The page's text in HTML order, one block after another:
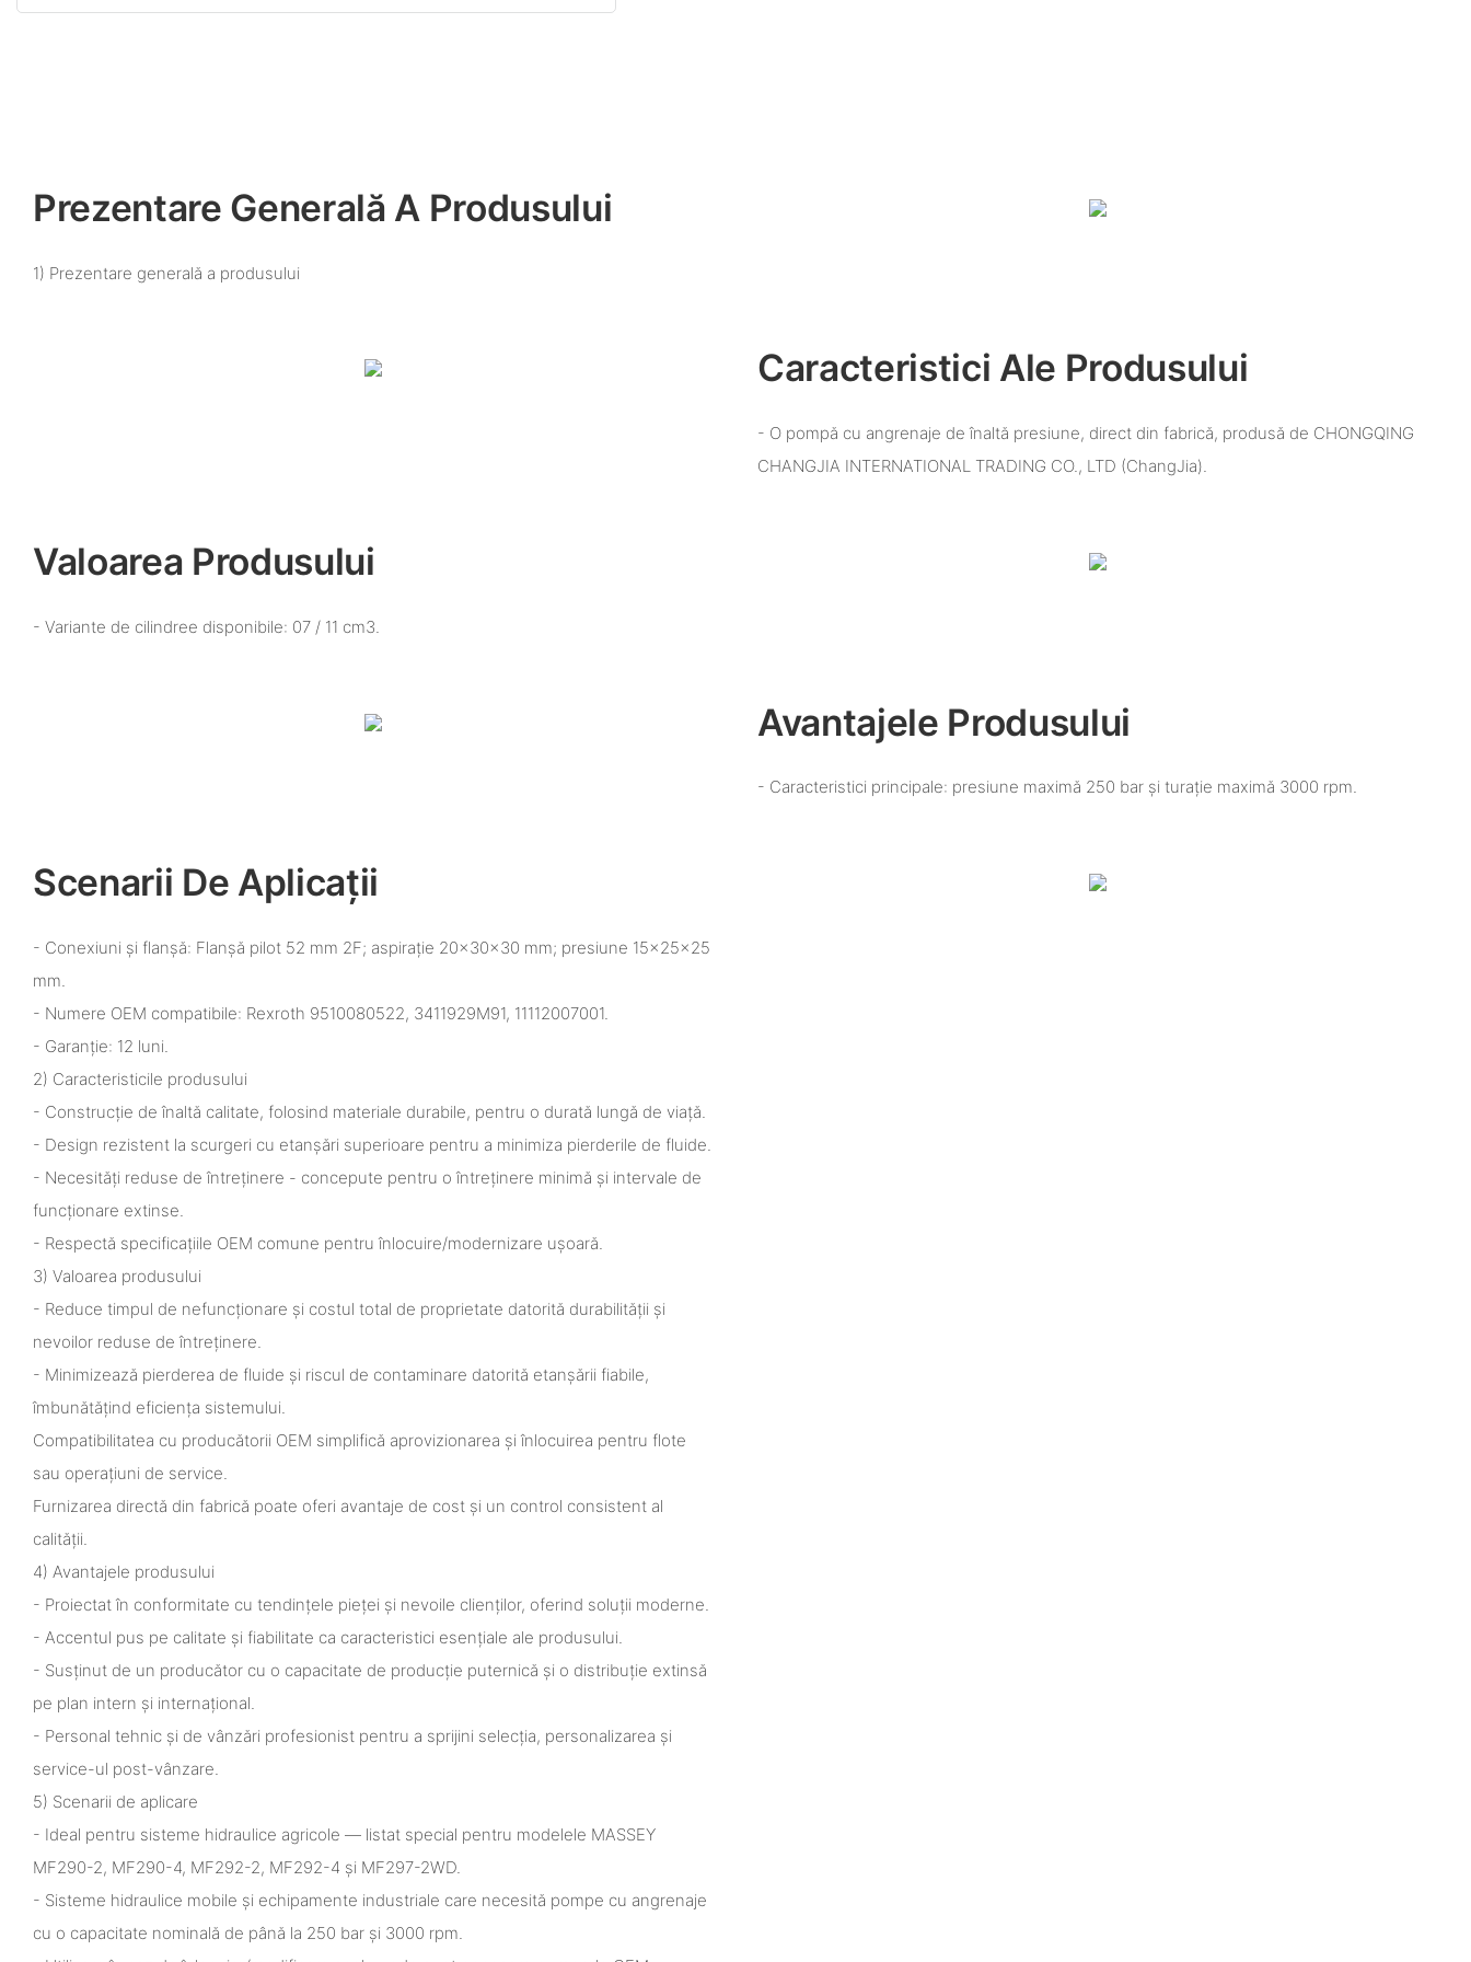
Prezentare Generală A Produsului
1) Prezentare generală a produsului
Caracteristici Ale Produsului
- O pompă cu angrenaje de înaltă presiune, direct din fabrică, produsă de CHONGQING
CHANGJIA INTERNATIONAL TRADING CO., LTD (ChangJia).
Valoarea Produsului
- Variante de cilindree disponibile: 07 / 11 cm3.
Avantajele Produsului
- Caracteristici principale: presiune maximă 250 bar și turație maximă 3000 rpm.
Scenarii De Aplicații
- Conexiuni și flanșă: Flanșă pilot 52 mm 2F; aspirație 20×30×30 mm; presiune 15×25×25
mm.
- Numere OEM compatibile: Rexroth 9510080522, 3411929M91, 11112007001.
- Garanție: 12 luni.
2) Caracteristicile produsului
- Construcție de înaltă calitate, folosind materiale durabile, pentru o durată lungă de viață.
- Design rezistent la scurgeri cu etanșări superioare pentru a minimiza pierderile de fluide.
- Necesități reduse de întreținere - concepute pentru o întreținere minimă și intervale de
funcționare extinse.
- Respectă specificațiile OEM comune pentru înlocuire/modernizare ușoară.
3) Valoarea produsului
- Reduce timpul de nefuncționare și costul total de proprietate datorită durabilității și
nevoilor reduse de întreținere.
- Minimizează pierderea de fluide și riscul de contaminare datorită etanșării fiabile,
îmbunătățind eficiența sistemului.
Compatibilitatea cu producătorii OEM simplifică aprovizionarea și înlocuirea pentru flote
sau operațiuni de service.
Furnizarea directă din fabrică poate oferi avantaje de cost și un control consistent al
calității.
4) Avantajele produsului
- Proiectat în conformitate cu tendințele pieței și nevoile clienților, oferind soluții moderne.
- Accentul pus pe calitate și fiabilitate ca caracteristici esențiale ale produsului.
- Susținut de un producător cu o capacitate de producție puternică și o distribuție extinsă
pe plan intern și internațional.
- Personal tehnic și de vânzări profesionist pentru a sprijini selecția, personalizarea și
service-ul post-vânzare.
5) Scenarii de aplicare
- Ideal pentru sisteme hidraulice agricole — listat special pentru modelele MASSEY
MF290-2, MF290-4, MF292-2, MF292-4 și MF297-2WD.
- Sisteme hidraulice mobile și echipamente industriale care necesită pompe cu angrenaje
cu o capacitate nominală de până la 250 bar și 3000 rpm.